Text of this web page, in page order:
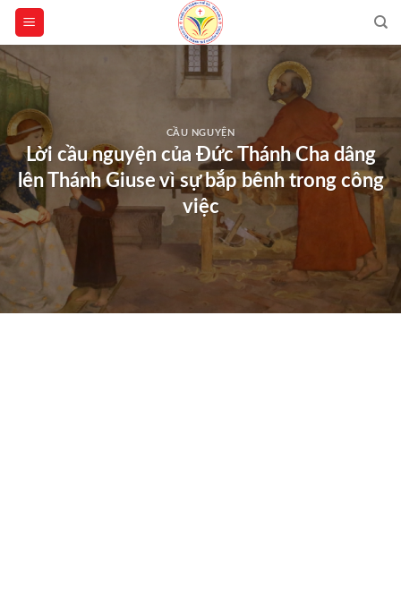
Skip
content
CẦU NGUYỆN
Lời cầu nguyện của Đức Thánh Cha dâng
lên Thánh Giuse vì sự bắp bênh trong công
việc